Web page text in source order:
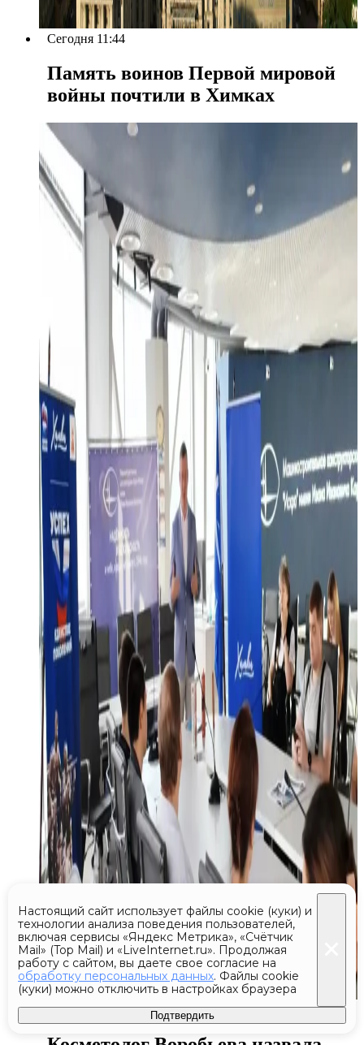
Сегодня 11:44
Память воинов Первой мировой
войны почтили в Химках
Сегодня 11:37
Настоящий сайт использует файлы cookie (куки) и
технологии анализа поведения пользователей,
включая сервисы «Яндекс Метрика», «Счётчик
Mail» (Top Mail) и «LiveInternet.ru». Продолжая
работу с сайтом, вы даете свое согласие на
обработку персональных данных. Файлы cookie
(куки) можно отключить в настройках браузера
Подтвердить